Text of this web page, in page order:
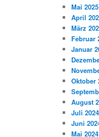
Mai 2025
April
März
Februar
Januar
Oktober
August
Juli 2024
Juni
Mai 2024